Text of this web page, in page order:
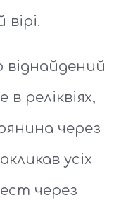
віднайдений
реліквіях,
через
усіх
через